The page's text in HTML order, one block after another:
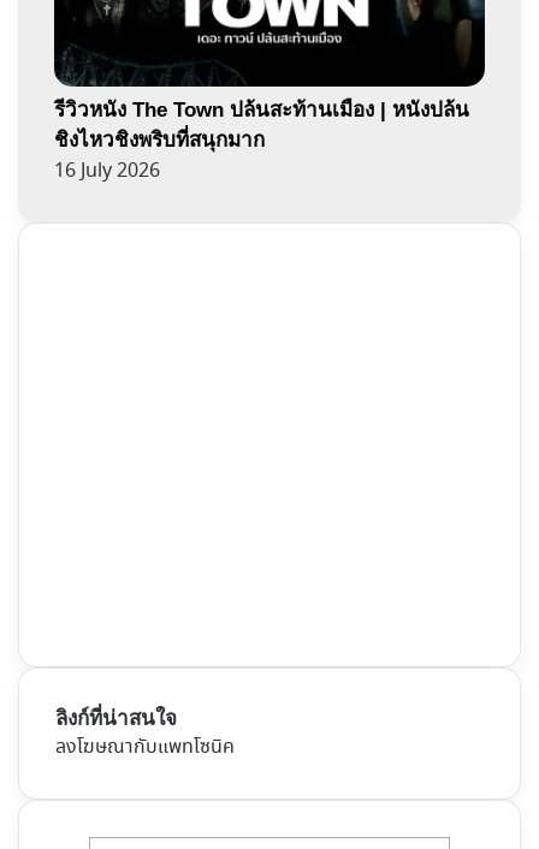
รีวิวหนัง The Town ปล้นสะท้านเมือง | หนังปล้น
ชิงไหวชิงพริบที่สนุกมาก
16 July 2026
ลิงก์ที่น่าสนใจ
ลงโฆษณากับแพทโซนิค